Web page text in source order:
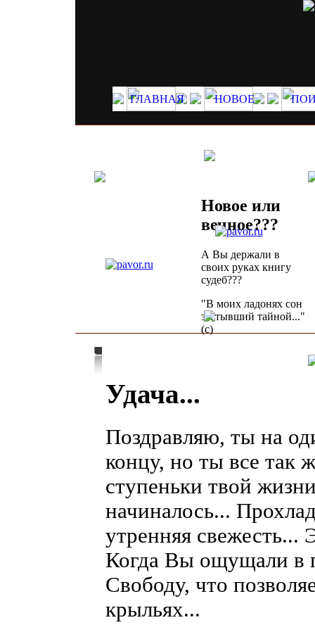
Новое или
вечное???
А Вы держали в
своих руках книгу
судеб???
"В моих ладонях сон
застывший тайной..."
(с)
ГЛАВНАЯ НОВОЕ
Удача...
Поздравляю, ты на
концу, но ты все так
ступеньки твой
начиналось...
утренняя свежесть...
Когда Вы ощущали в
Свободу, что
крыльях...